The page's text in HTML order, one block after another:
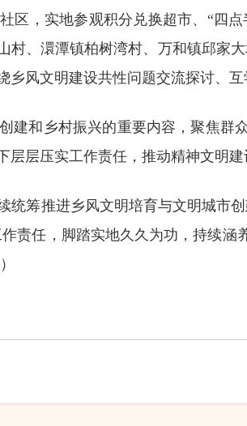
区，实地参观积分兑换超市、“四
村、澴潭镇柏树湾村、万和镇邱家
乡风文明建设共性问题交流探讨、
建和乡村振兴的重要内容，聚焦
层压实工作责任，推动精神文明
统筹推进乡风文明培育与文明城市
责任，脚踏实地久久为功，持续